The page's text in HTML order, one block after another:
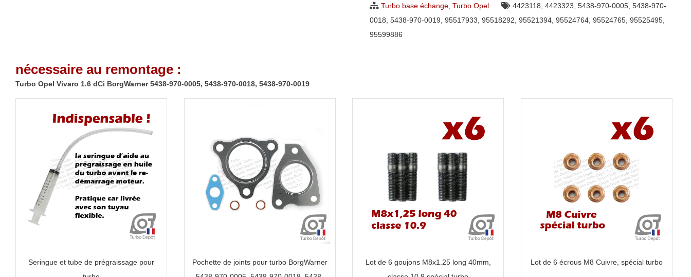
0018,
Turbo base échange, Turbo Opel 4423118 4423323 5438-970-0005, 5438-970-
0018 5438-970-0019 95517933 95518292 95521394, 95524764, 95524765, 95525495,
95599886
nécessaire au remontage :
Turbo Opel Vivaro 1.6 dCi BorgWarner 5438-970-0005, 5438-970-0018, 5438-970-0019
Seringue et tube de prégraissage pour
Pochette de joints pour turbo BorgWarner
Lot de 6 goujons M8x1.25 long 40mm,
Lot de 6 écrous M8 Cuivre, spécial turbo